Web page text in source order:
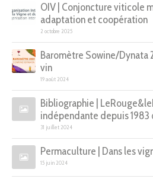
OIV | Conjoncture viticole
adaptation et coopération
2 octobre 2025
Baromètre Sowine/Dynata
vin
19 août 2024
Bibliographie |
indépendante depuis 1983
31 juillet 2024
Permaculture | Dans les
15 juin 2024